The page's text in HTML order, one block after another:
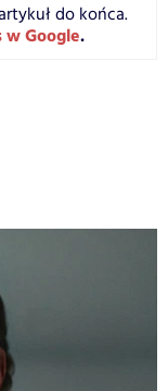
do końca.
w Google.